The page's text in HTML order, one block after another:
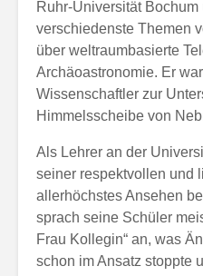
Ruhr-Universität
verschiedenste Themen
über weltraumbasierte
Archäoastronomie. Er
Wissenschaftler zur
Himmelsscheibe von
Als Lehrer an der
seiner respektvollen und
allerhöchstes Ansehen
sprach seine Schüler
Frau Kollegin“ an, was
schon im Ansatz stoppte